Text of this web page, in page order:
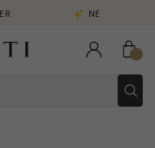
NEW COLLECTION | AURA